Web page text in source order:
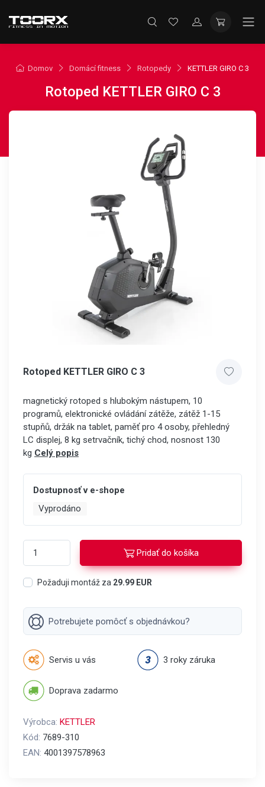
Domov Domácí fitness Rotopedy KETTLER GIRO C 3
Rotoped KETTLER GIRO C 3
Rotoped KETTLER GIRO C 3
magnetický rotoped s hlubokým nástupem, 10
programů, elektronické ovládání zátěže, zátěž 1-15
stupňů, držák na tablet, paměť pro 4 osoby, přehledný
LC displej, 8 kg setrvačník, tichý chod, nosnost 130
kg Celý popis
Dostupnosť v e-shope
Vyprodáno
Pridať do košíka
Požaduji montáž za 29.99 EUR
Potrebujete pomôcť s objednávkou?
Servis u vás 3 roky záruka
Doprava zadarmo
Výrobca: KETTLER
Kód: 7689-310
EAN: 4001397578963